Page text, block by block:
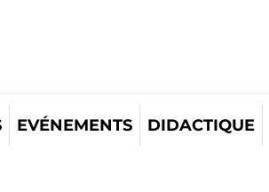
EVÉNEMENTS DIDACTIQUE